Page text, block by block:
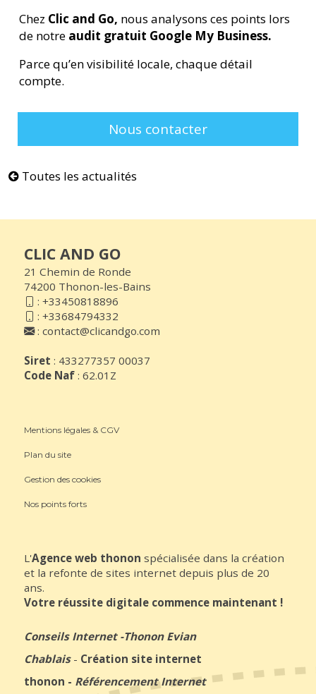
Chez Clic and Go, nous analysons ces points lors
de notre audit gratuit Google My Business.
Parce qu’en visibilité locale, chaque détail
compte.
Nous contacter
Toutes les actualités
CLIC AND GO
21 Chemin de Ronde
74200 Thonon-les-Bains
: +33450818896
: +33684794332
: contact@clicandgo.com
Siret : 433277357 00037
Code Naf : 62.01Z
Mentions légales & CGV
Plan du site
Gestion des cookies
Nos points forts
L'Agence web thonon spécialisée dans la création
et la refonte de sites internet depuis plus de 20
ans.
Votre réussite digitale commence maintenant !
Conseils Internet-Thonon Evian
Chablais- Création site internet
thonon - Référencement Internet